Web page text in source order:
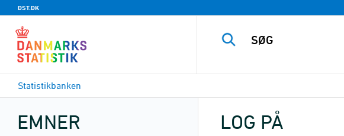
DST.DK
Statistikbanken
EMNER LOG PÅ